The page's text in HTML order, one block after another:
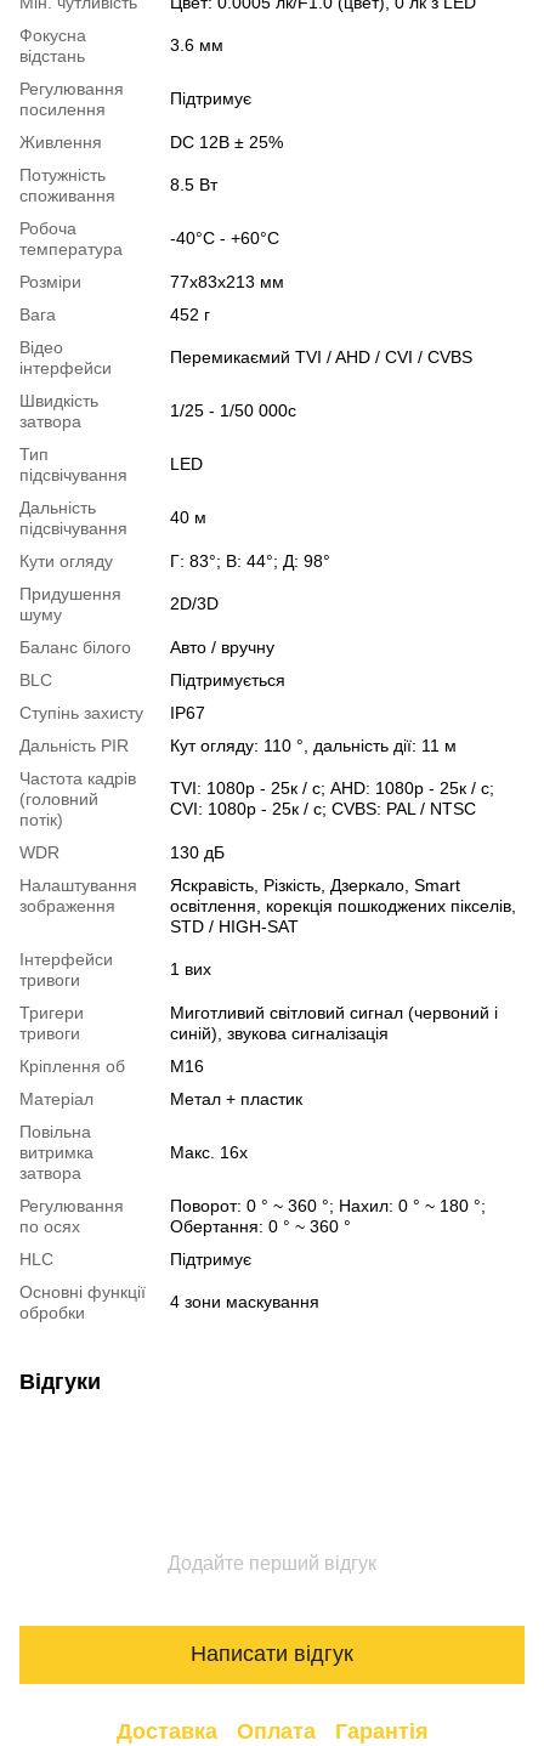
Фокусна
відстань
3.6 мм
Регулювання
посилення
Підтримує
Живлення
DC 12В ± 25%
Потужність
споживання
8.5 Вт
Робоча
температура
-40°C - +60°C
Розміри
77х83х213 мм
Вага
452 г
Відео
інтерфейси
Перемикаємий TVI / AHD / CVI / CVBS
Швидкість
затвора
1/25 - 1/50 000с
Тип
підсвічування
LED
Дальність
підсвічування
40 м
Кути огляду
Г: 83°; В: 44°; Д: 98°
Придушення
шуму
2D/3D
Баланс білого
Авто / вручну
BLC
Підтримується
Ступінь захисту
IP67
Дальність PIR
Кут огляду: 110 °, дальність дії: 11 м
Частота кадрів
(головний
потік)
TVI: 1080p - 25к / с; AHD: 1080p - 25к / с;
CVI: 1080p - 25к / с; CVBS: PAL / NTSC
WDR
130 дБ
Налаштування
зображення
Яскравість, Різкість, Дзеркало, Smart
освітлення, корекція пошкоджених пікселів,
STD / HIGH-SAT
Інтерфейси
тривоги
1 вих
Тригери
тривоги
Миготливий світловий сигнал (червоний і
синій), звукова сигналізація
Кріплення об
М16
Матеріал
Метал + пластик
Повільна
витримка
затвора
Макс. 16х
Регулювання
по осях
Поворот: 0 ° ~ 360 °; Нахил: 0 ° ~ 180 °;
Обертання: 0 ° ~ 360 °
HLC
Підтримує
Основні функції
обробки
4 зони маскування
Відгуки
Додайте перший відгук
Написати відгук
Доставка Оплата Гарантія